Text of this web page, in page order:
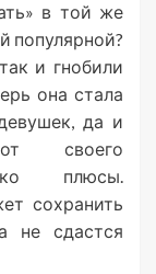
в той же
популярной?
и гнобили
она стала
да и
своего
плюсы.
сохранить
не сдастся